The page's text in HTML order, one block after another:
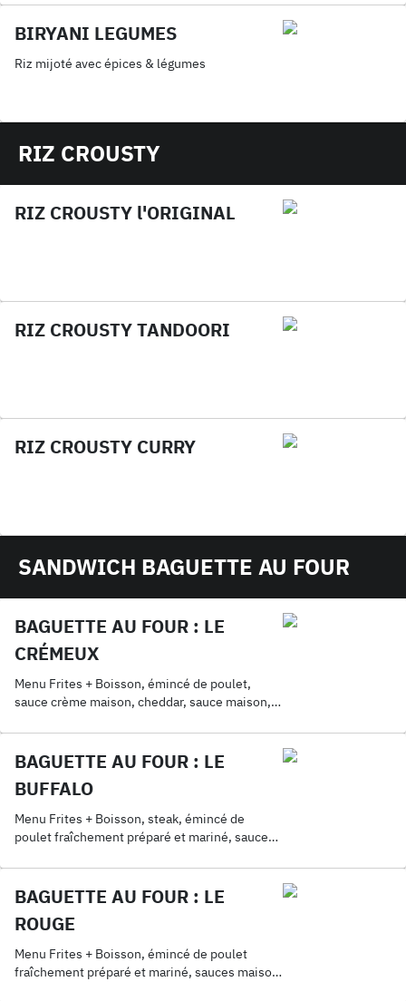
BIRYANI LEGUMES
Riz mijoté avec épices & légumes
RIZ CROUSTY
RIZ CROUSTY l'ORIGINAL
RIZ CROUSTY TANDOORI
RIZ CROUSTY CURRY
SANDWICH BAGUETTE AU FOUR
BAGUETTE AU FOUR : LE
CRÉMEUX
Menu Frites + Boisson, émincé de poulet,
sauce crème maison, cheddar, sauce maison,
BAGUETTE AU FOUR : LE
BUFFALO
Menu Frites + Boisson, steak, émincé de
poulet fraîchement préparé et mariné, sauce
BAGUETTE AU FOUR : LE
ROUGE
Menu Frites + Boisson, émincé de poulet
fraîchement préparé et mariné, sauces maison,